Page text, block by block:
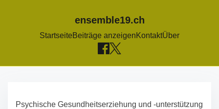
ensemble19.ch
StartseiteBeiträge anzeigenKontaktÜber
Psychische Gesundheitserziehung und -unterstützung